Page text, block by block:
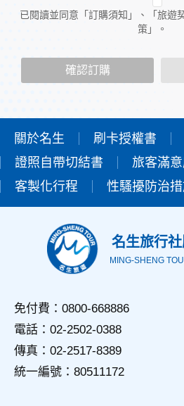
外的相關連結網站，也不適用於非本
人員。
當您造訪本網站或使用本網站所提供
該服務功能性質，請您提供必要的個
本網站在您使用服務信箱、問卷調查
您所提供的姓名、電子郵件地址、聯
於一般瀏覽時，伺服器會自行記錄相
設備的IP位址、使用時間、使用的瀏
用，決不對外公佈。
外，我們會視需要公佈統計數據及說
人之資料。
三、資料之保護
備及必要的安全防護措施，加以保護
嚴格的保護措施，只由經過授權的人
料，相關處理人員皆簽有保密合約，
會受到相關的法律處分。
如因業務需要有必要委託其他單位提
格要求其遵守保密義務，並且採取必
已閱讀並同意「訂購須知」、「旅遊
策」。
確認訂購
關於名生 刷卡授權書
證照自帶切結書
旅客滿
客製化行程
性騷擾防治
名生旅行
MING-SHENG
免付費：0800-668886
電話：02-2502-0388
傳真：02-2517-8389
統一編號：80511172